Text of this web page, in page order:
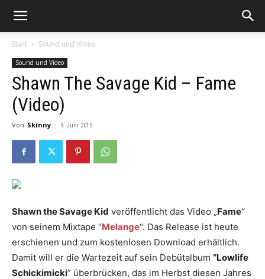
Start Sound und Video
Sound und Video
Shawn The Savage Kid – Fame
(Video)
Von Skinny - 9. Juni 2015
Shawn the Savage Kid veröffentlicht das Video „Fame“
von seinem Mixtape “Melange“. Das Release ist heute
erschienen und zum kostenlosen Download erhältlich.
Damit will er die Wartezeit auf sein Debütalbum “Lowlife
Schickimicki” überbrücken, das im Herbst diesen Jahres